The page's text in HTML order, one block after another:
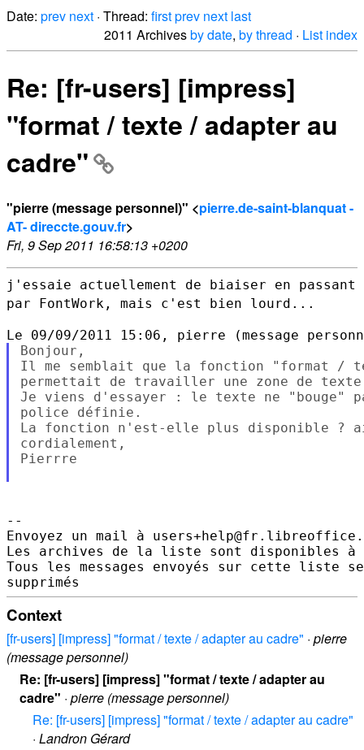
Date: prev next · Thread: firstprev next last
2011 Archivesby date, by thread · List index
Re: [fr-users] [impress]
"format / texte / adapter au
cadre"
"pierre (message personnel)" <pierre.de-saint-blanquat -
AT- direccte.gouv.fr>
Fri, 9 Sep 2011 16:58:13 +0200
j'essaie actuellement de biaiser en passant
par FontWork, mais c'est bien lourd...
Bonjour,
Il me semblait que la fonction "format /
permettait de travailler une zone de
Je viens d'essayer : le texte ne
police définie.
La fonction n'est-elle plus disponible ?
cordialement,
Pierrre
--
Envoyez un mail à
Les archives de la liste sont disponibles à
Tous les messages envoyés sur cette liste
Context
[fr-users] [impress] "format / texte / adapter au cadre" · pierre
(message personnel)
Re: [fr-users] [impress] "format / texte / adapter au
cadre" · pierre (message personnel)
Re: [fr-users] [impress] "format / texte / adapter au cadre"
· Landron Gérard